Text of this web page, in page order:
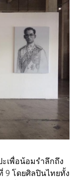
เพื่อน้อมรำลึกถึง
โดยศิลปินไทยทั้ง